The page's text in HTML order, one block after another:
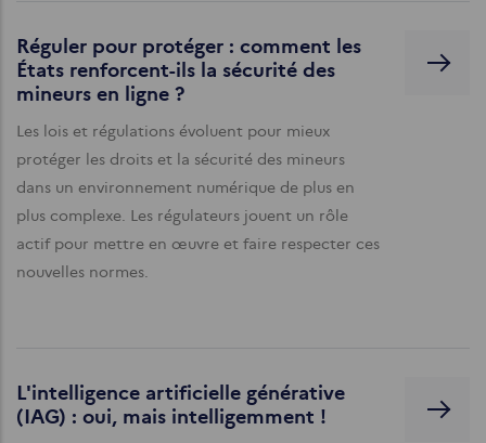
Réguler pour protéger : comment les
États renforcent-ils la sécurité des
mineurs en ligne ?
Les lois et régulations évoluent pour mieux
protéger les droits et la sécurité des mineurs
dans un environnement numérique de plus en
plus complexe. Les régulateurs jouent un rôle
actif pour mettre en œuvre et faire respecter ces
nouvelles normes.
L'intelligence artificielle générative
(IAG) : oui, mais intelligemment !